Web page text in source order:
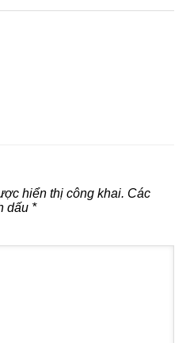
hiển thị công khai. Các
dấu *